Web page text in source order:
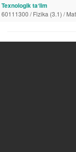
Texnologik taʼlim
60111300 / Fizika (3.1) /